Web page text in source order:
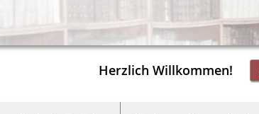
Herzlich Willkommen!